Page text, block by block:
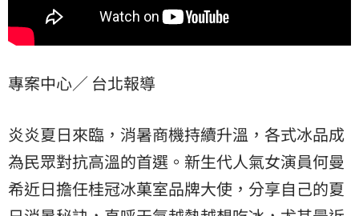
專案中心／ 台北報導
炎炎夏日來臨，消暑商機持續升溫，各式冰品成
為民眾對抗高溫的首選。新生代人氣女演員何曼
希近日擔任桂冠冰菓室品牌大使，分享自己的夏